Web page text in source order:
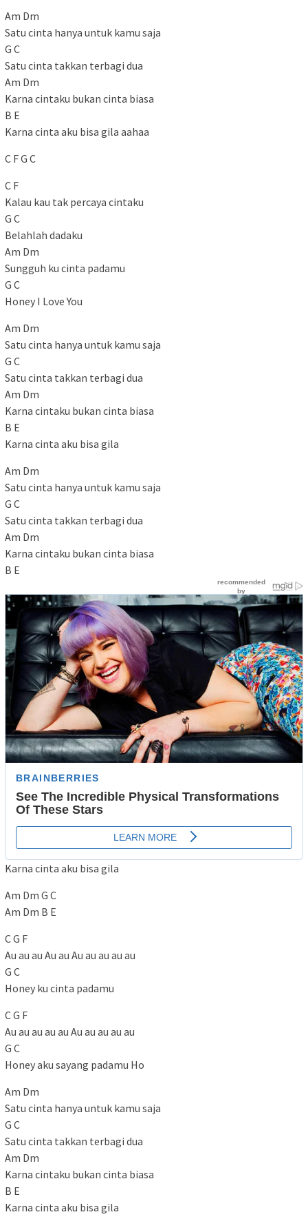
Am Dm
Satu cinta hanya untuk kamu saja
G C
Satu cinta takkan terbagi dua
Am Dm
Karna cintaku bukan cinta biasa
B E
Karna cinta aku bisa gila aahaa
C F G C
C F
Kalau kau tak percaya cintaku
G C
Belahlah dadaku
Am Dm
Sungguh ku cinta padamu
G C
Honey I Love You
Am Dm
Satu cinta hanya untuk kamu saja
G C
Satu cinta takkan terbagi dua
Am Dm
Karna cintaku bukan cinta biasa
B E
Karna cinta aku bisa gila
Am Dm
Satu cinta hanya untuk kamu saja
G C
Satu cinta takkan terbagi dua
Am Dm
Karna cintaku bukan cinta biasa
B E
Karna cinta aku bisa gila
Am Dm G C
Am Dm B E
C G F
Au au au Au au Au au au au au
G C
Honey ku cinta padamu
C G F
Au au au au au Au au au au au
G C
Honey aku sayang padamu Ho
Am Dm
Satu cinta hanya untuk kamu saja
G C
Satu cinta takkan terbagi dua
Am Dm
Karna cintaku bukan cinta biasa
B E
Karna cinta aku bisa gila